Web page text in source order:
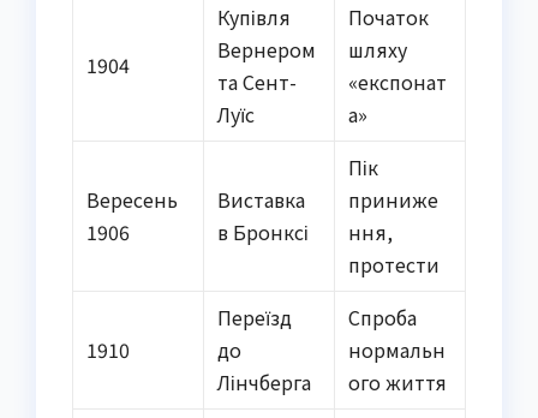
1904
Купівля
Вернером
та Сент-
Луїс
Початок
шляху
«експонат
а»
Вересень
1906
Виставка
в Бронксі
Пік
приниже
ння,
протести
1910
Переїзд
до
Лінчберга
Спроба
нормальн
ого життя